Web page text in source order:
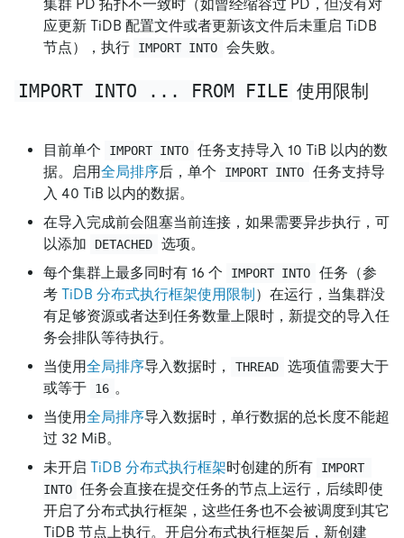
集群 PD 拓扑不一致时（如曾经缩容过 PD，但没有对
应更新 TiDB 配置文件或者更新该文件后未重启 TiDB
节点），执行
IMPORT INTO 会失败。
IMPORT INTO ... FROM FILE 使用限制
目前单个 IMPORT INTO
任务支持导入 10 TiB 以内的数
据。启用全局排序后，单个 IMPORT INTO
任务支持导
入 40 TiB 以内的数据。
在导入完成前会阻塞当前连接，如果需要异步执行，可
以添加
DETACHED
选项。
每个集群上最多同时有 16 个
IMPORT INTO
任务（参
考 TiDB 分布式执行框架使用限制）在运行，当集群没
有足够资源或者达到任务数量上限时，新提交的导入任
务会排队等待执行。
当使用全局排序导入数据时， THREAD
选项值需要大于
或等于
16 。
当使用全局排序导入数据时，单行数据的总长度不能超
过 32 MiB。
未开启 TiDB 分布式执行框架时创建的所有
IMPORT
INTO 任务会直接在提交任务的节点上运行，后续即使
开启了分布式执行框架，这些任务也不会被调度到其它
TiDB 节点上执行。开启分布式执行框架后，新创建